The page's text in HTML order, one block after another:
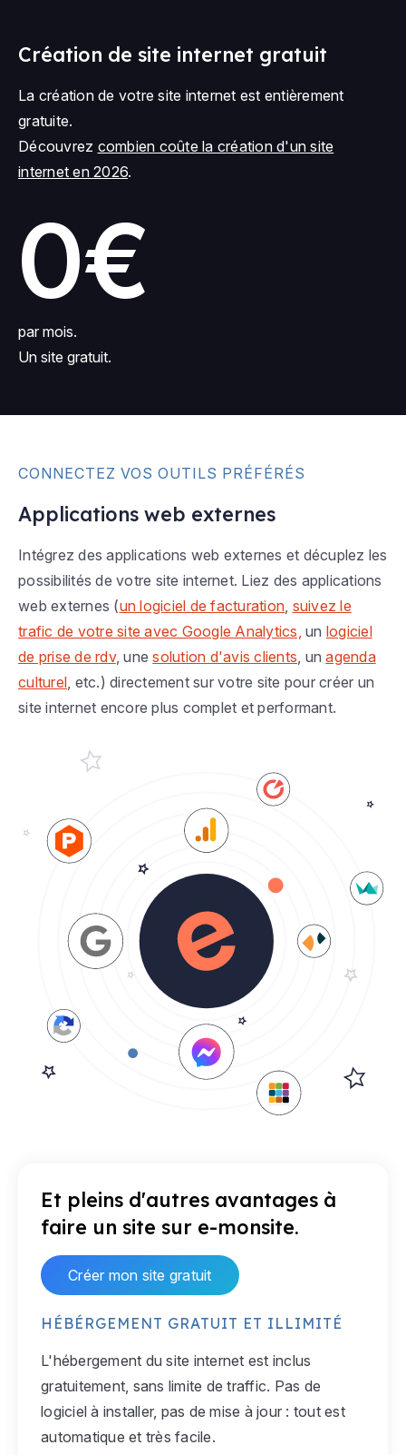
Création de site internet gratuit
La création de votre site internet est entièrement
gratuite.
Découvrez combien coûte la création d'un site
internet en 2026.
0€
par mois.
Un site gratuit.
CONNECTEZ VOS OUTILS PRÉFÉRÉS
Applications web externes
Intégrez des applications web externes et décuplez les
possibilités de votre site internet. Liez des applications
web externes (un logiciel de facturation, suivez le
trafic de votre site avec Google Analytics, un logiciel
de prise de rdv, unesolution d'avis clients, unagenda
culturel, etc.) directement sur votre site pour créer un
site internet encore plus complet et performant.
Et pleins d'autres avantages à
faire un site sur e-monsite.
Créer mon site gratuit
HÉBÉRGEMENT GRATUIT ET ILLIMITÉ
L'hébergement du site internet est inclus
gratuitement, sans limite de traffic. Pas de
logiciel à installer, pas de mise à jour : tout est
automatique et très facile.